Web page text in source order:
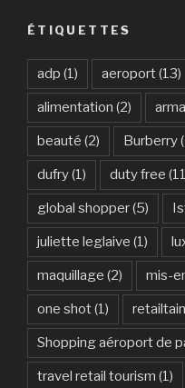
ÉTIQUETTES
adp (1) aeroport(13)
alimentation (2)
beauté (2) Burberry
dufry(1) duty free
global shopper(5)
juliette leglaive (1)
maquillage (2) mis-
one shot(1)
Shopping aéroport de
travel retail tourism (1)